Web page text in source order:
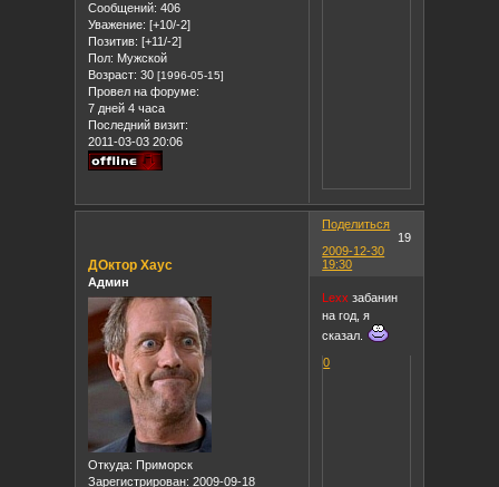
Сообщений: 406
Уважение: [+10/-2]
Позитив: [+11/-2]
Пол: Мужской
Возраст: 30[1996-05-15]
Провел на форуме:
7 дней 4 часа
Последний визит:
2011-03-03 20:06
Поделиться
19
2009-12-30
19:30
ДОктор Хаус
Админ
Откуда: Приморск
Зарегистрирован: 2009-09-18
Lexx забанин
на год, я
сказал.
0